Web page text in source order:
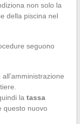
non solo la
della piscina nel
seguono
all’amministrazione
la tassa
questo nuovo